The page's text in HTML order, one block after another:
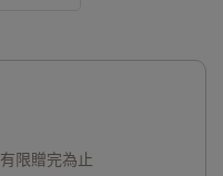
限贈完為止